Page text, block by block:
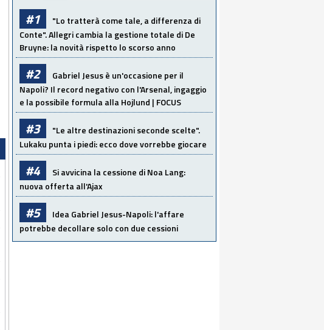
#1
"Lo tratterà come tale, a differenza di
Conte". Allegri cambia la gestione totale di De
Bruyne: la novità rispetto lo scorso anno
#2
Gabriel Jesus è un'occasione per il
Napoli? Il record negativo con l'Arsenal, ingaggio
e la possibile formula alla Hojlund | FOCUS
#3
"Le altre destinazioni seconde scelte".
Lukaku punta i piedi: ecco dove vorrebbe giocare
#4
Si avvicina la cessione di Noa Lang:
nuova offerta all'Ajax
#5
Idea Gabriel Jesus-Napoli: l'affare
potrebbe decollare solo con due cessioni